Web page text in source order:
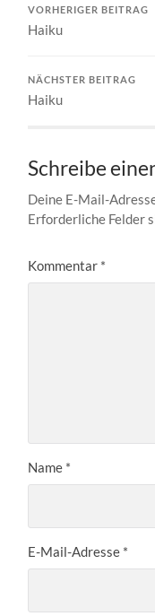
VORHERIGER BEITRAG
Haiku
NÄCHSTER BEITRAG
Haiku
Schreibe
Deine E-Mail-
Erforderliche Felder
Kommentar *
Name *
E-Mail-Adresse *